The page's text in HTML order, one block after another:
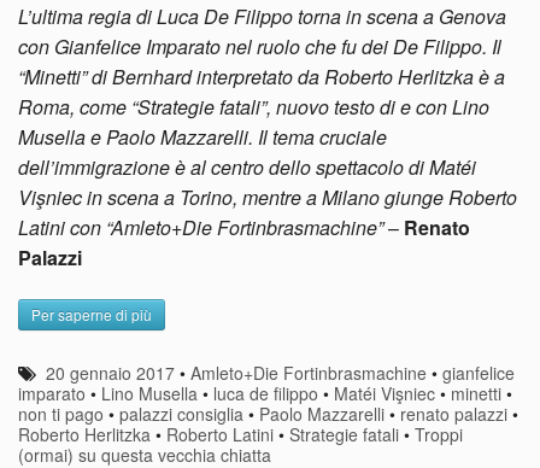
L’ultima regia di Luca De Filippo torna in scena a Genova
con Gianfelice Imparato nel ruolo che fu dei De Filippo. Il
“Minetti” di Bernhard interpretato da Roberto Herlitzka è a
Roma, come “Strategie fatali”, nuovo testo di e con Lino
Musella e Paolo Mazzarelli. Il tema cruciale
dell’immigrazione è al centro dello spettacolo di Matéi
Vişniec in scena a Torino, mentre a Milano giunge Roberto
Latini con “Amleto+Die Fortinbrasmachine”– Renato
Palazzi
Per saperne di più
20 gennaio 2017 •Amleto+Die Fortinbrasmachine •gianfelice
imparato • Lino Musella • luca de filippo • Matéi Vişniec • minetti •
non ti pago • palazzi consiglia • Paolo Mazzarelli • renato palazzi •
Roberto Herlitzka • Roberto Latini • Strategie fatali • Troppi
(ormai) su questa vecchia chiatta